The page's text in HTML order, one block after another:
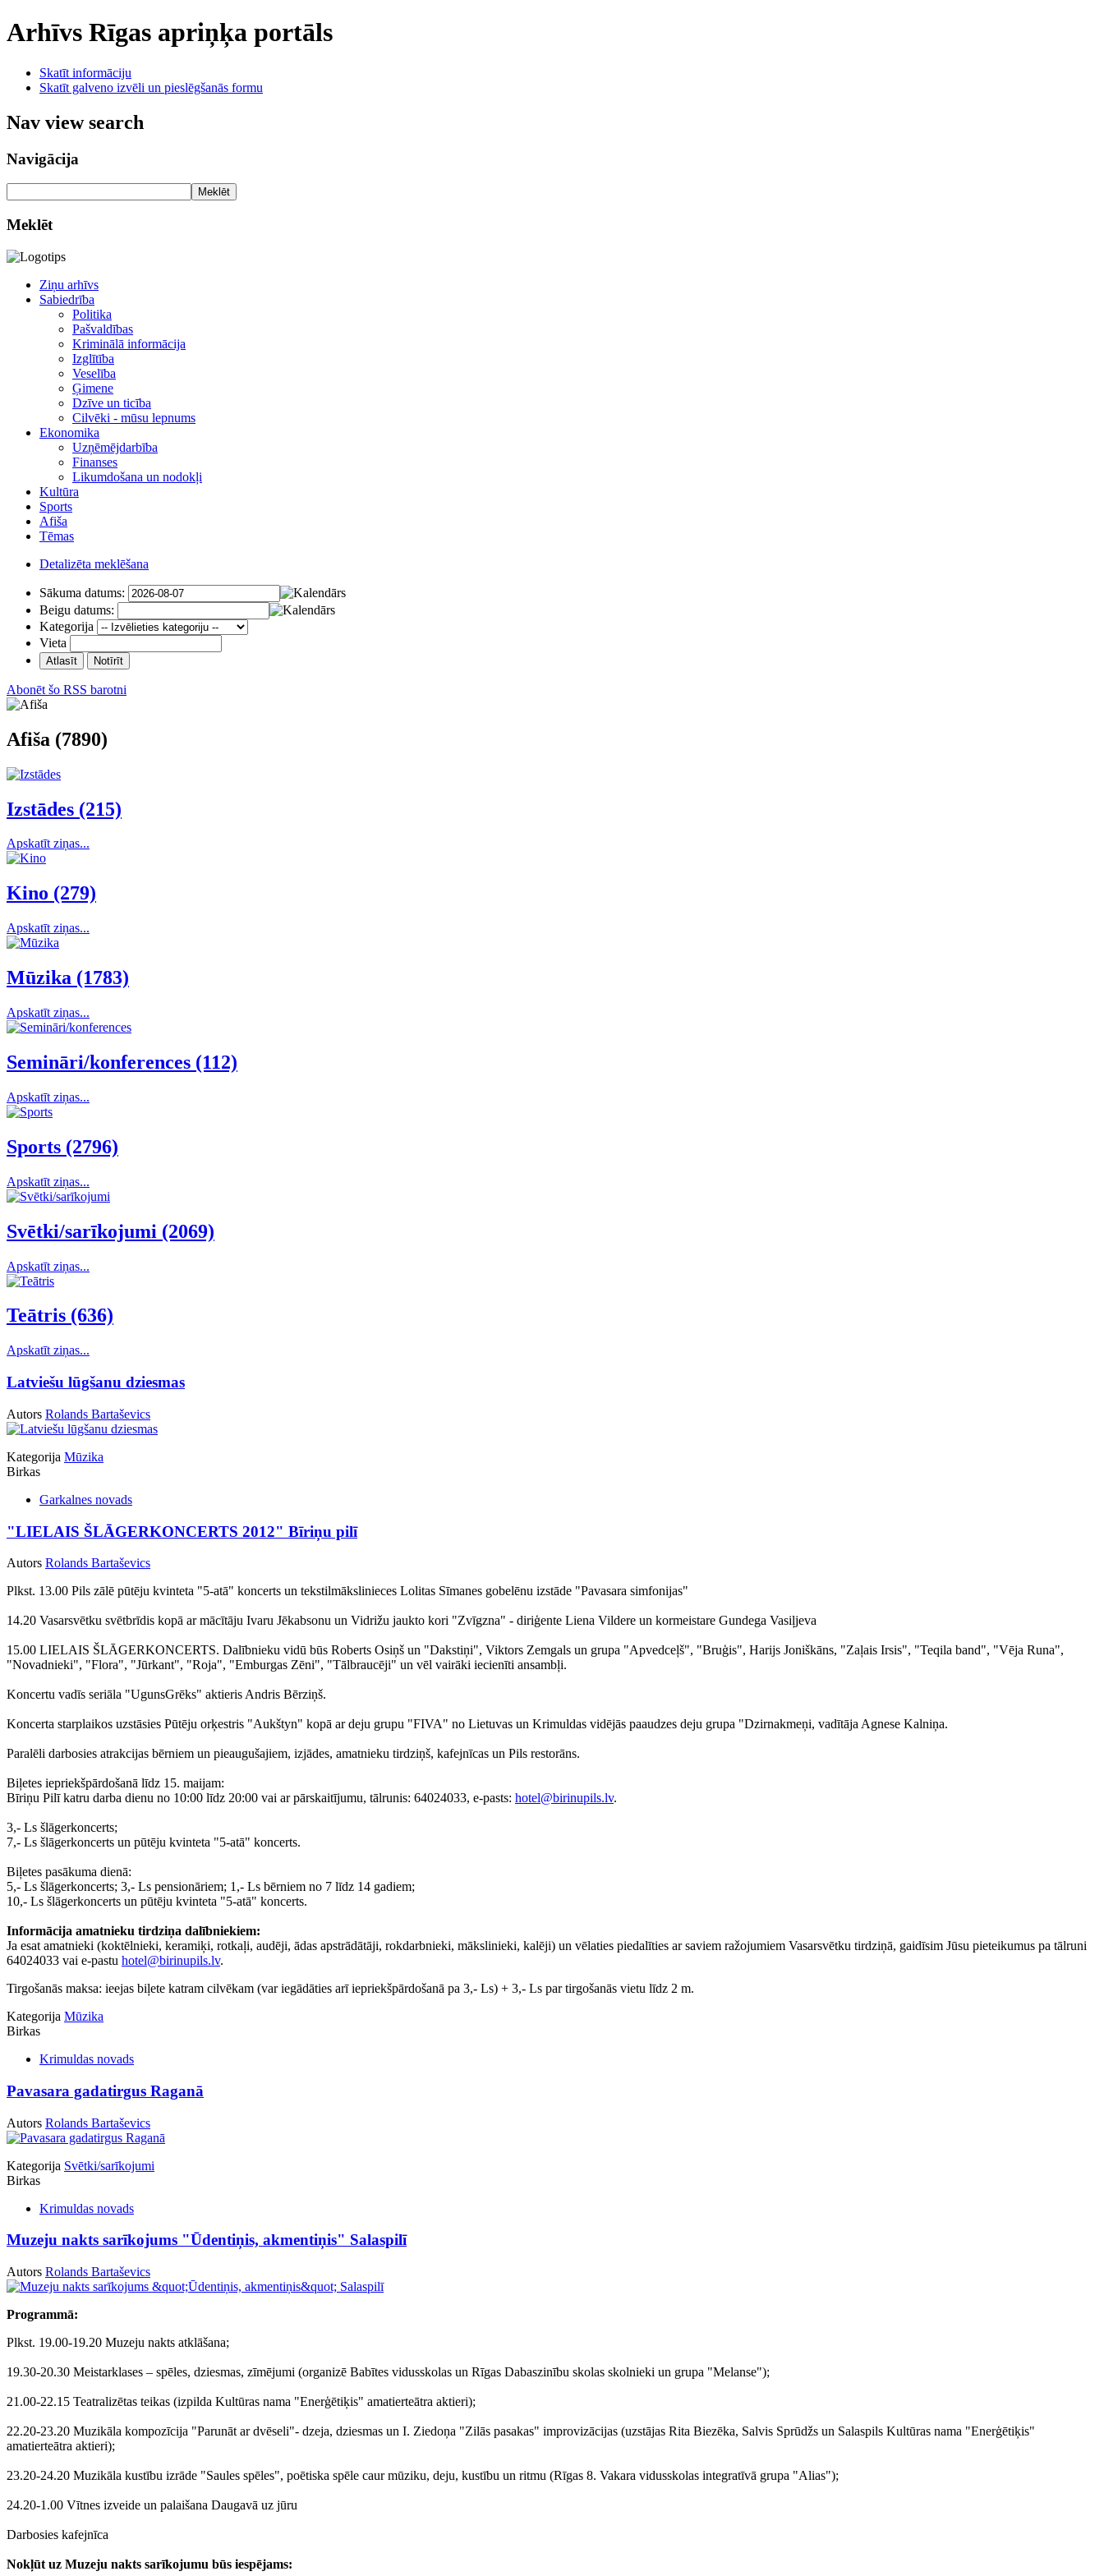
Arhīvs Rīgas apriņķa portāls
Skatīt informāciju
Skatīt galveno izvēli un pieslēgšanās formu
Nav view search
Navigācija
Meklēt
Meklēt
Ziņu arhīvs
Sabiedrība
Politika
Pašvaldības
Kriminālā informācija
Izglītība
Veselība
Ģimene
Dzīve un ticība
Cilvēki - mūsu lepnums
Ekonomika
Uzņēmējdarbība
Finanses
Likumdošana un nodokļi
Kultūra
Sports
Afiša
Tēmas
Detalizēta meklēšana
Sākuma datums:
Beigu datums:
Kategorija
Vieta
Abonēt šo RSS barotni
Afiša (7890)
Izstādes (215)
Apskatīt ziņas...
Kino (279)
Apskatīt ziņas...
Mūzika (1783)
Apskatīt ziņas...
Semināri/konferences (112)
Apskatīt ziņas...
Sports (2796)
Apskatīt ziņas...
Svētki/sarīkojumi (2069)
Apskatīt ziņas...
Teātris (636)
Apskatīt ziņas...
Latviešu lūgšanu dziesmas
Autors Rolands Bartaševics
Kategorija Mūzika
Birkas
Garkalnes novads
"LIELAIS ŠLĀGERKONCERTS 2012" Bīriņu pilī
Autors Rolands Bartaševics
Plkst. 13.00 Pils zālē pūtēju kvinteta "5-atā" koncerts un tekstilmākslinieces Lolitas Sīmanes gobelēnu izstāde "Pavasara simfonijas"
14.20 Vasarsvētku svētbrīdis kopā ar mācītāju Ivaru Jēkabsonu un Vidrižu jaukto kori "Zvīgzna" - diriģente Liena Vildere un kormeistare Gundega Vasiļjeva
15.00 LIELAIS ŠLĀGERKONCERTS. Dalībnieku vidū būs Roberts Osiņš un "Dakstiņi", Viktors Zemgals un grupa "Apvedceļš", "Bruģis", Harijs Joniškāns, "Zaļais Irsis", "Teqila band", "Vēja Runa",
"Novadnieki", "Flora", "Jūrkant", "Roja", "Emburgas Zēni", "Tālbraucēji" un vēl vairāki iecienīti ansambļi.
Koncertu vadīs seriāla "UgunsGrēks" aktieris Andris Bērziņš.
Koncerta starplaikos uzstāsies Pūtēju orķestris "Aukštyn" kopā ar deju grupu "FIVA" no Lietuvas un Krimuldas vidējās paaudzes deju grupa "Dzirnakmeņi, vadītāja Agnese Kalniņa.
Paralēli darbosies atrakcijas bērniem un pieaugušajiem, izjādes, amatnieku tirdziņš, kafejnīcas un Pils restorāns.
Biļetes iepriekšpārdošanā līdz 15. maijam:
Bīriņu Pilī katru darba dienu no 10:00 līdz 20:00 vai ar pārskaitījumu, tālrunis: 64024033, e-pasts: hotel@birinupils.lv.
3,- Ls šlāgerkoncerts;
7,- Ls šlāgerkoncerts un pūtēju kvinteta "5-atā" koncerts.
Biļetes pasākuma dienā:
5,- Ls šlāgerkoncerts; 3,- Ls pensionāriem; 1,- Ls bērniem no 7 līdz 14 gadiem;
10,- Ls šlāgerkoncerts un pūtēju kvinteta "5-atā" koncerts.
Informācija amatnieku tirdziņa dalībniekiem:
Ja esat amatnieki (koktēlnieki, keramiķi, rotkaļi, audēji, ādas apstrādātāji, rokdarbnieki, mākslinieki, kalēji) un vēlaties piedalīties ar saviem ražojumiem Vasarsvētku tirdziņā, gaidīsim Jūsu pieteikumus pa tālruni
64024033 vai e-pastu hotel@birinupils.lv.
Tirgošanās maksa: ieejas biļete katram cilvēkam (var iegādāties arī iepriekšpārdošanā pa 3,- Ls) + 3,- Ls par tirgošanās vietu līdz 2 m.
Kategorija Mūzika
Birkas
Krimuldas novads
Pavasara gadatirgus Raganā
Autors Rolands Bartaševics
Kategorija Svētki/sarīkojumi
Birkas
Krimuldas novads
Muzeju nakts sarīkojums "Ūdentiņis, akmentiņis" Salaspilī
Autors Rolands Bartaševics
Programmā:
Plkst. 19.00-19.20 Muzeju nakts atklāšana;
19.30-20.30 Meistarklases – spēles, dziesmas, zīmējumi (organizē Babītes vidusskolas un Rīgas Dabaszinību skolas skolnieki un grupa "Melanse");
21.00-22.15 Teatralizētas teikas (izpilda Kultūras nama "Enerģētiķis" amatierteātra aktieri);
22.20-23.20 Muzikāla kompozīcija "Parunāt ar dvēseli"- dzeja, dziesmas un I. Ziedoņa "Zilās pasakas" improvizācijas (uzstājas Rita Biezēka, Salvis Sprūdžs un Salaspils Kultūras nama "Enerģētiķis"
amatierteātra aktieri);
23.20-24.20 Muzikāla kustību izrāde "Saules spēles", poētiska spēle caur mūziku, deju, kustību un ritmu (Rīgas 8. Vakara vidusskolas integratīvā grupa "Alias");
24.20-1.00 Vītnes izveide un palaišana Daugavā uz jūru
Darbosies kafejnīca
Nokļūt uz Muzeju nakts sarīkojumu būs iespējams: